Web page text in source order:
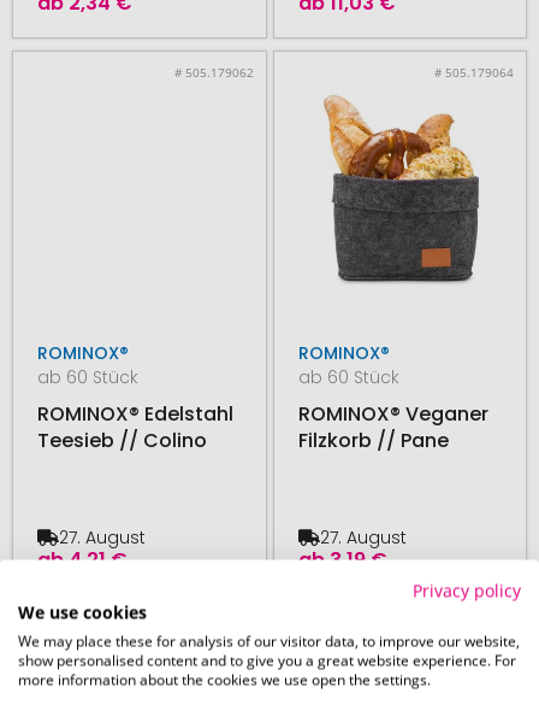
# 505.179062
ROMINOX®
ab 60 Stück
ROMINOX® Edelstahl
Teesieb // Colino
ab4,21 €
27. August
# 505.179064
ROMINOX®
ab 60 Stück
ROMINOX® Veganer
Filzkorb // Pane
ab3,19 €
27. August
Privacy policy
We use cookies
We may place these for analysis of our visitor data, to improve our website,
show personalised content and to give you a great website experience. For
more information about the cookies we use open the settings.